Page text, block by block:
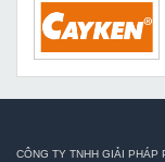
CÔNG TY TNHH GIẢI PHÁP